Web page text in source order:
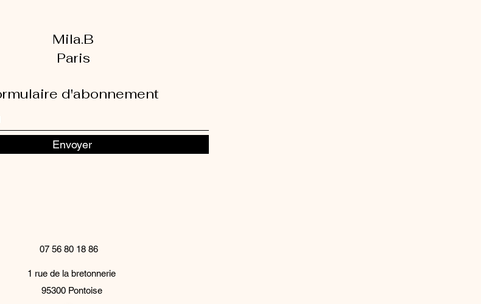
Mila.B
Paris
d'abonnement
Envoyer
07 56 80 18 86
1 rue de la bretonnerie
95300 Pontoise